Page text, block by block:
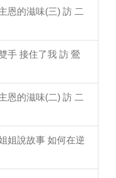
恩的滋味(三) 訪 二
手 接住了我 訪 鶯
恩的滋味(二) 訪 二
姐說故事 如何在逆